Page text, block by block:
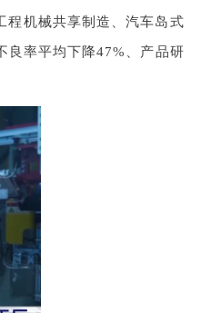
程机械共享制造、汽车岛式
良率平均下降47%、产品研